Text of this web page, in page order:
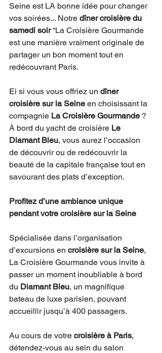
Seine est LA bonne idée pour changer
vos soirées... Notre dîner croisière du
samedi soir “La Croisière Gourmande
est une manière vraiment originale de
partager un bon moment tout en
redécouvrant Paris.
Ei si vous vous offriez un dîner
croisière sur la Seine en choisissant la
compagnie La Croisière Gourmande ?
À bord du yacht de croisière Le
Diamant Bleu, vous aurez l’occasion
de découvrir ou de redécouvrir la
beauté de la capitale française tout en
savourant des plats d’exception.
Profitez d’une ambiance unique
pendant votre croisière sur la Seine
Spécialisée dans l’organisation
d’excursions en croisière sur la Seine,
La Croisière Gourmande vous invite à
passer un moment inoubliable à bord
du Diamant Bleu, un magnifique
bateau de luxe parisien, pouvant
accueillir jusqu’à 400 passagers.
Au cours de votre croisière à Paris,
détendez-vous au sein du salon